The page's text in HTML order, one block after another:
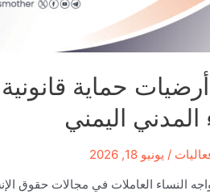
حماية
اليمني
/ يونيو 18, 2026
النساء العاملات في مجالات حقوق